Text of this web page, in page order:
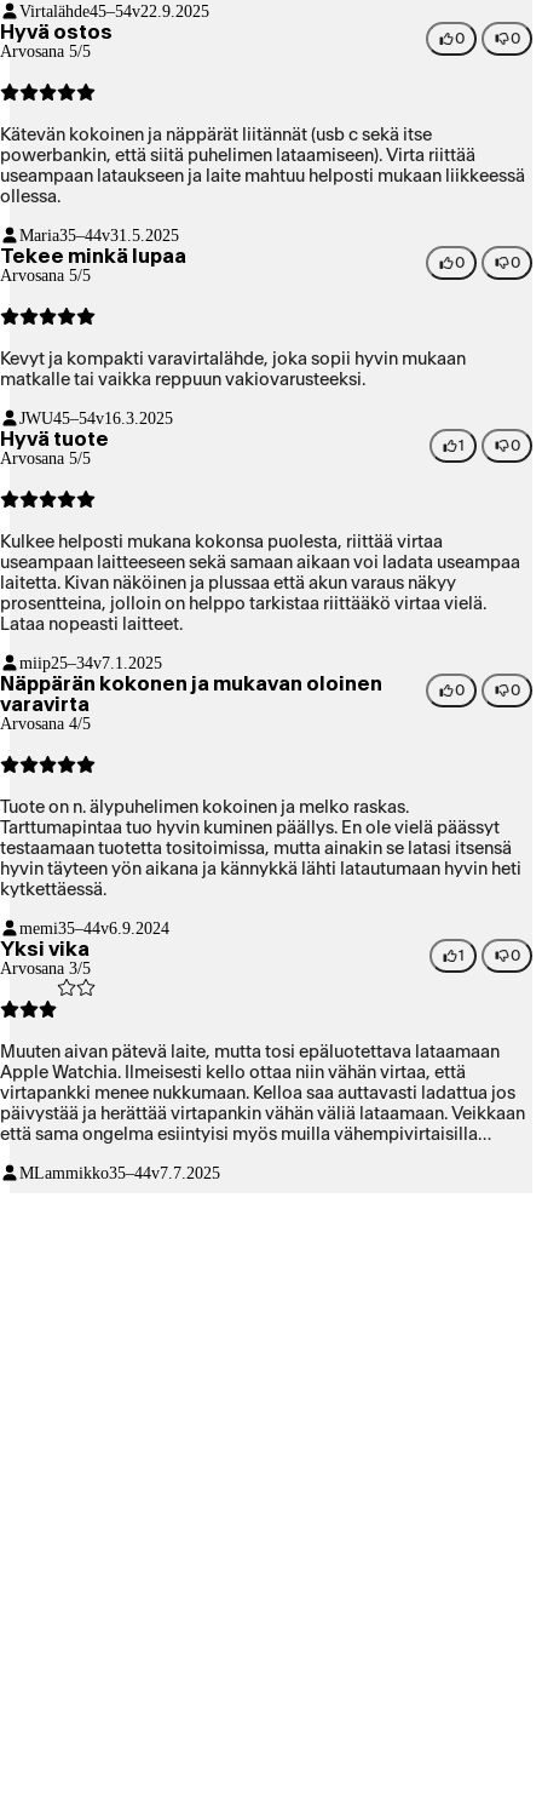
Virtalähde45–54v22.9.2025
Hyvä ostos
Arvosana 5/5
0 0
Kätevän kokoinen ja näppärät liitännät (usb c sekä itse
powerbankin, että siitä puhelimen lataamiseen). Virta riittää
useampaan lataukseen ja laite mahtuu helposti mukaan liikkeessä
ollessa.
Maria35–44v31.5.2025
Tekee minkä lupaa
Arvosana 5/5
0 0
Kevyt ja kompakti varavirtalähde, joka sopii hyvin mukaan
matkalle tai vaikka reppuun vakiovarusteeksi.
JWU45–54v16.3.2025
Hyvä tuote
Arvosana 5/5
1 0
Kulkee helposti mukana kokonsa puolesta, riittää virtaa
useampaan laitteeseen sekä samaan aikaan voi ladata useampaa
laitetta. Kivan näköinen ja plussaa että akun varaus näkyy
prosentteina, jolloin on helppo tarkistaa riittääkö virtaa vielä.
Lataa nopeasti laitteet.
miip25–34v7.1.2025
Näppärän kokonen ja mukavan oloinen
varavirta
Arvosana 4/5
0 0
Tuote on n. älypuhelimen kokoinen ja melko raskas.
Tarttumapintaa tuo hyvin kuminen päällys. En ole vielä päässyt
testaamaan tuotetta tositoimissa, mutta ainakin se latasi itsensä
hyvin täyteen yön aikana ja kännykkä lähti latautumaan hyvin heti
kytkettäessä.
memi35–44v6.9.2024
Yksi vika
Arvosana 3/5
1 0
Muuten aivan pätevä laite, mutta tosi epäluotettava lataamaan
Apple Watchia. Ilmeisesti kello ottaa niin vähän virtaa, että
virtapankki menee nukkumaan. Kelloa saa auttavasti ladattua jos
päivystää ja herättää virtapankin vähän väliä lataamaan. Veikkaan
että sama ongelma esiintyisi myös muilla vähempivirtaisilla
MLammikko35–44v7.7.2025